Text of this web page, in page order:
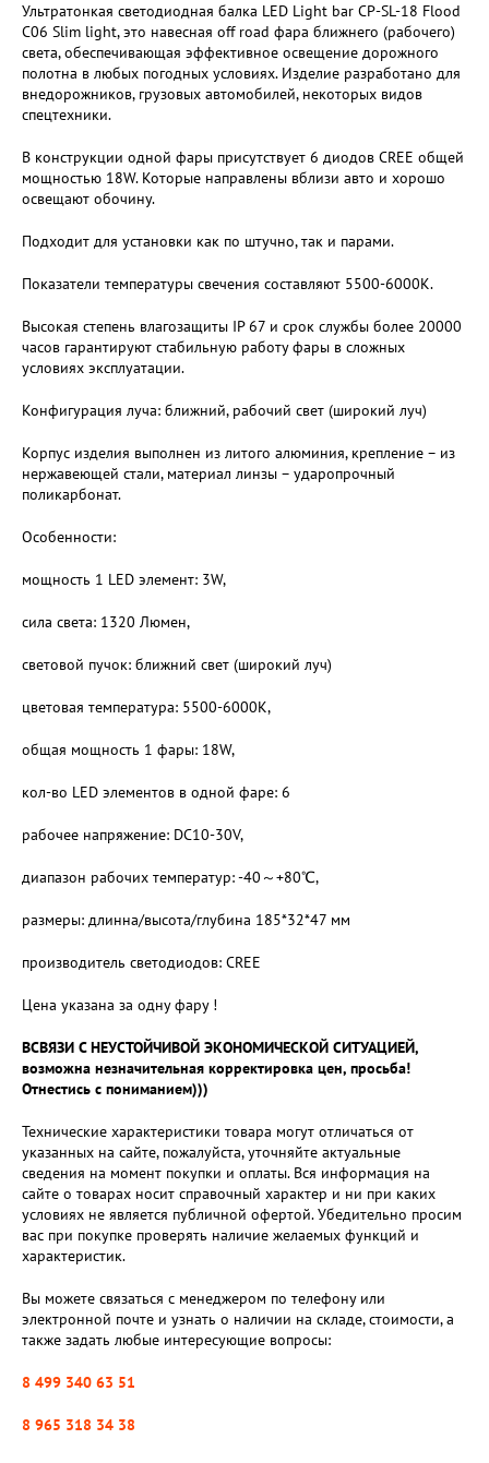
Ультратонкая светодиодная балка LED Light bar CP-SL-18 Flood
C06 Slim light, это навесная off road фара ближнего (рабочего)
света, обеспечивающая эффективное освещение дорожного
полотна в любых погодных условиях. Изделие разработано для
внедорожников, грузовых автомобилей, некоторых видов
спецтехники.
В конструкции одной фары присутствует 6 диодов CREE общей
мощностью 18W. Которые направлены вблизи авто и хорошо
освещают обочину.
Подходит для установки как по штучно, так и парами.
Показатели температуры свечения составляют 5500-6000K.
Высокая степень влагозащиты IP 67 и срок службы более 20000
часов гарантируют стабильную работу фары в сложных
условиях эксплуатации.
Конфигурация луча: ближний, рабочий свет (широкий луч)
Корпус изделия выполнен из литого алюминия, крепление – из
нержавеющей стали, материал линзы – ударопрочный
поликарбонат.
Особенности:
мощность 1 LED элемент: 3W,
cила света: 1320 Люмен,
световой пучок: ближний свет (широкий луч)
цветовая температура: 5500-6000K,
общая мощность 1 фары: 18W,
кол-во LED элементов в одной фаре: 6
рабочее напряжение: DC10-30V,
диапазон рабочих температур: -40～+80℃,
размеры: длинна/высота/глубина 185*32*47 мм
производитель светодиодов: CREE
Цена указана за одну фару !
ВСВЯЗИ С НЕУСТОЙЧИВОЙ ЭКОНОМИЧЕСКОЙ СИТУАЦИЕЙ,
возможна незначительная корректировка цен, просьба!
Отнестись с пониманием)))
Технические характеристики товара могут отличаться от
указанных на сайте, пожалуйста, уточняйте актуальные
сведения на момент покупки и оплаты. Вся информация на
сайте о товарах носит справочный характер и ни при каких
условиях не является публичной офертой. Убедительно просим
вас при покупке проверять наличие желаемых функций и
характеристик.
Вы можете связаться с менеджером по телефону или
электронной почте и узнать о наличии на складе, стоимости, а
также задать любые интересующие вопросы:
8 499 340 63 51
8 965 318 34 38